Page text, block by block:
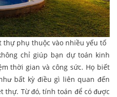
thự phụ thuộc vào nhiều yếu tố
chỉ giúp bạn dự toán kinh
thời gian và công sức. Họ biết
bất kỳ điều gì liên quan đến
thự. Từ đó, tính toán để có được